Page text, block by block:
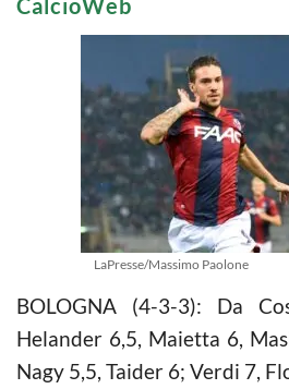
CalcioWeb
LaPresse/Massimo Paolone
BOLOGNA (4-3-3): Da
Helander 6,5, Maietta 6,
Nagy 5,5, Taider 6; Verdi 7,